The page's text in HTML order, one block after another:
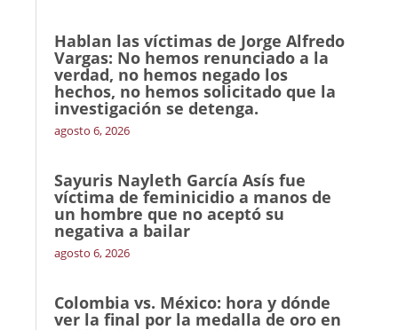
Hablan las víctimas de Jorge Alfredo
Vargas: No hemos renunciado a la
verdad, no hemos negado los
hechos, no hemos solicitado que la
investigación se detenga.
agosto 6, 2026
Sayuris Nayleth García Asís fue
víctima de feminicidio a manos de
un hombre que no aceptó su
negativa a bailar
agosto 6, 2026
Colombia vs. México: hora y dónde
ver la final por la medalla de oro en